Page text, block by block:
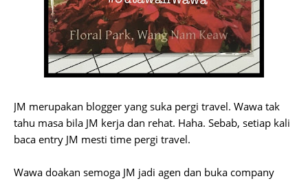
JM merupakan blogger yang suka pergi travel. Wawa tak
tahu masa bila JM kerja dan rehat. Haha. Sebab, setiap kali
baca entry JM mesti time pergi travel.
Wawa doakan semoga JM jadi agen dan buka company